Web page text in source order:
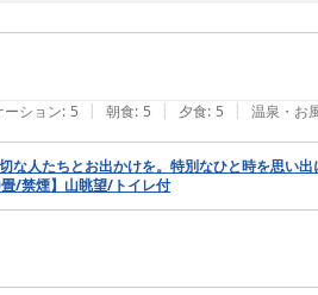
ーション: 5 | 朝食: 5 | 夕食: 5 | 温泉・お
な人たちとお出かけを。特別なひと時を思い出
/禁煙】山眺望/トイレ付